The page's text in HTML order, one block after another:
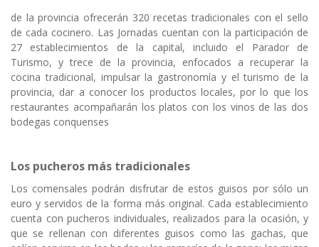
de la provincia ofrecerán 320 recetas tradicionales con el sello
de cada cocinero. Las Jornadas cuentan con la participación de
27 establecimientos de la capital, incluido el Parador de
Turismo, y trece de la provincia, enfocados a recuperar la
cocina tradicional, impulsar la gastronomía y el turismo de la
provincia, dar a conocer los productos locales, por lo que los
restaurantes acompañarán los platos con los vinos de las dos
bodegas conquenses
Los pucheros más tradicionales
Los comensales podrán disfrutar de estos guisos por sólo un
euro y servidos de la forma más original. Cada establecimiento
cuenta con pucheros individuales, realizados para la ocasión, y
que se rellenan con diferentes guisos como las gachas, que